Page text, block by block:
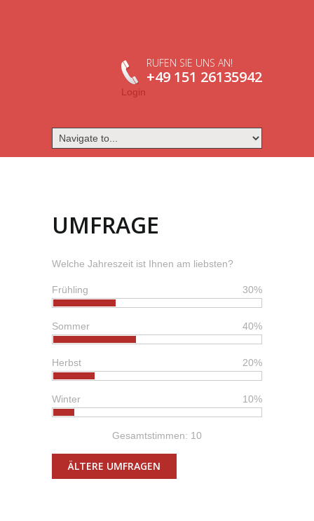
RUFEN SIE UNS AN!
+49 151 26135942
Login
UMFRAGE
Welche Jahreszeit ist Ihnen am liebsten?
30%
Frühling
40%
Sommer
20%
Herbst
10%
Winter
Gesamtstimmen: 10
ÄLTERE UMFRAGEN